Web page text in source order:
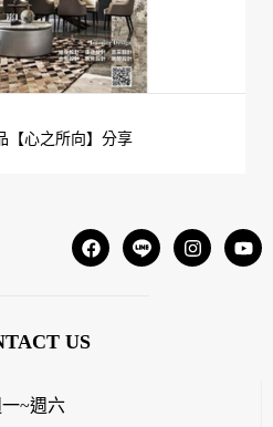
【心之所向】分享
US
~週六